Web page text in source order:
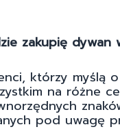
zakupię dywan
którzy myślą
na różne
pod uwagę